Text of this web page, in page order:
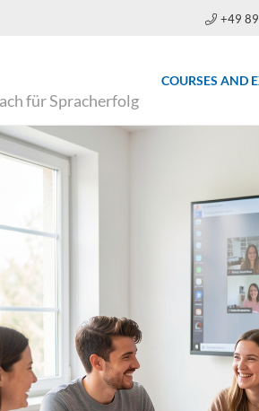
+49
für Spracherfolg
COURSES AND